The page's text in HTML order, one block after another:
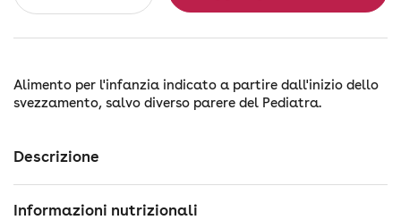
Alimento per l'infanzia indicato a partire dall'inizio dello
svezzamento, salvo diverso parere del Pediatra.
Descrizione
Informazioni nutrizionali